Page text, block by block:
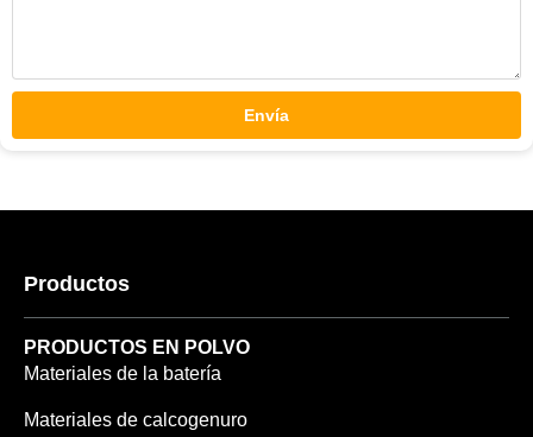
Envía
Productos
PRODUCTOS EN POLVO
Materiales de la batería
Materiales de calcogenuro